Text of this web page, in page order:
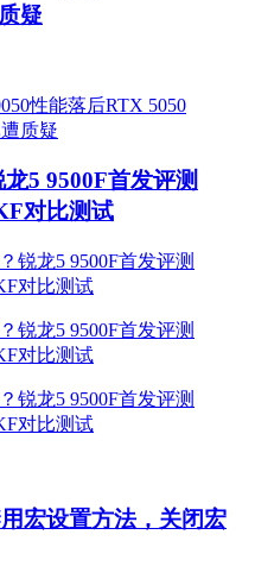
疑
5 9500F首发评测
对比测试
宏设置方法，关闭宏